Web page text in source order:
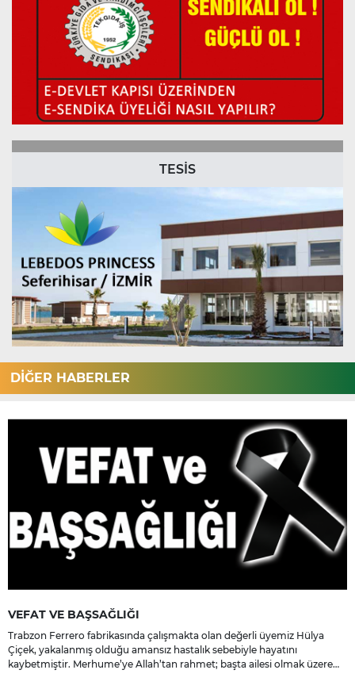
TESİS
DİĞER HABERLER
VEFAT VE BAŞSAĞLIĞI
Trabzon Ferrero fabrikasında çalışmakta olan değerli üyemiz Hülya
Çiçek, yakalanmış olduğu amansız hastalık sebebiyle hayatını
kaybetmiştir. Merhume’ye Allah’tan rahmet; başta ailesi olmak üzere